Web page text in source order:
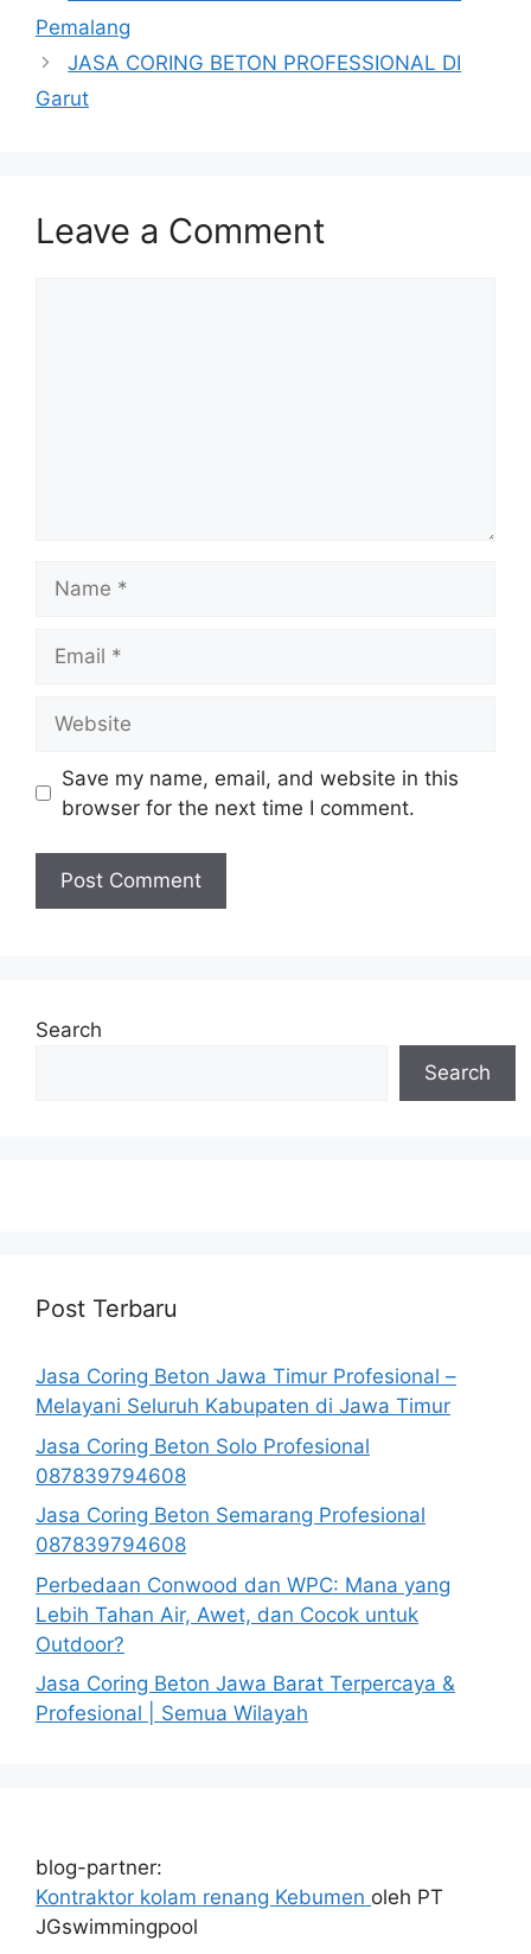
Pemalang
JASA CORING BETON PROFESSIONAL DI
Garut
Leave a Comment
Save my name, email, and website in this
browser for the next time I comment.
Search
Search
Post Terbaru
Jasa Coring Beton Jawa Timur Profesional –
Melayani Seluruh Kabupaten di Jawa Timur
Jasa Coring Beton Solo Profesional
087839794608
Jasa Coring Beton Semarang Profesional
087839794608
Perbedaan Conwood dan WPC: Mana yang
Lebih Tahan Air, Awet, dan Cocok untuk
Outdoor?
Jasa Coring Beton Jawa Barat Terpercaya &
Profesional | Semua Wilayah
blog-partner:
Kontraktor kolam renang Kebumen oleh PT
JGswimmingpool